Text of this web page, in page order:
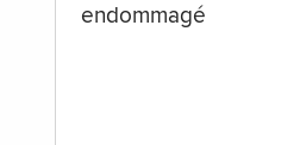
endommagé